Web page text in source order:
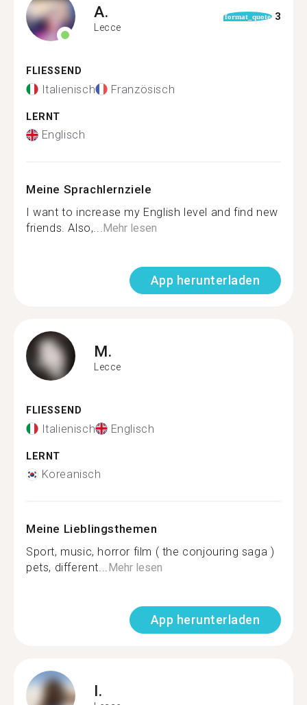
A.
Lecce
format_quote 3
FLIESSEND
Italienisch Französisch
LERNT
Englisch
Meine Sprachlernziele
I want to increase my English level and find new
friends. Also,...Mehr lesen
App herunterladen
M.
Lecce
FLIESSEND
Italienisch Englisch
LERNT
Koreanisch
Meine Lieblingsthemen
Sport, music, horror film ( the conjouring saga )
pets, different...Mehr lesen
App herunterladen
I.